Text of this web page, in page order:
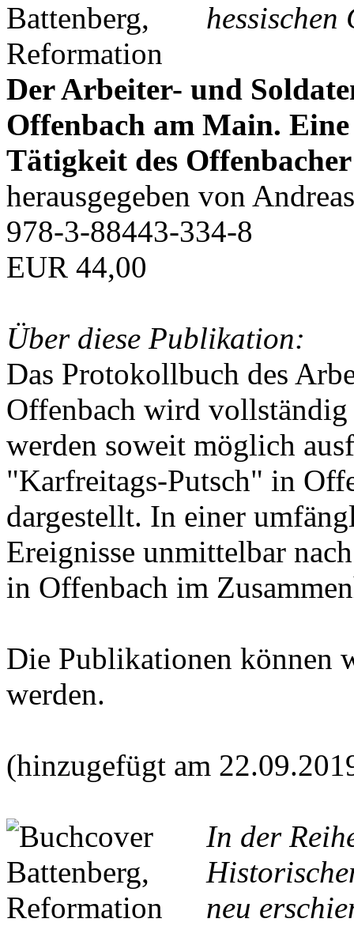
hessischen
Der Arbeiter- und
Offenbach am Main.
Tätigkeit des
herausgegeben von
978-3-88443-334-8
EUR 44,00
Über diese Publikation:
Das Protokollbuch des
Offenbach wird
werden soweit möglich
"Karfreitags-Putsch" in
dargestellt. In einer
Ereignisse unmittelbar
in Offenbach im
Die Publikationen können
werden.
(hinzugefügt am
In der
neu